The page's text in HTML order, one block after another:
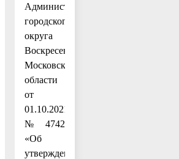
Администрации
городского
округа
Воскресенск
Московской
области
от
01.10.2021
№ 4742
«Об
утверждении